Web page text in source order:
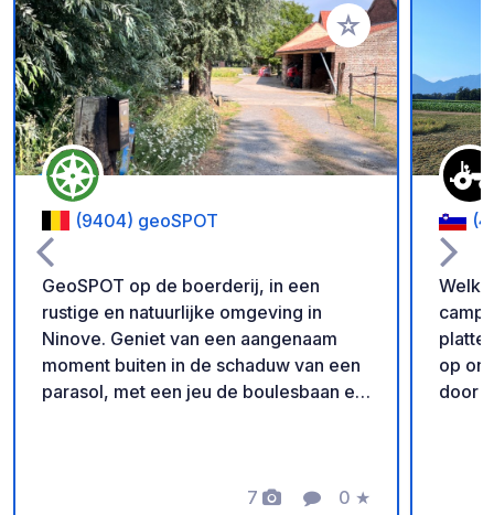
Voeg toe aan je
(9404) geoSPOT
GeoSPOT op de boerderij, in een
rustige en natuurlijke omgeving in
Ninove. Geniet van een aangenaam
moment buiten in de schaduw van een
parasol, met een jeu de boulesbaan en
delen van deze geoSPOT! :)
7
Foto's Commentaar
0
Beoordeling
★
platteland Geniet van
op
door